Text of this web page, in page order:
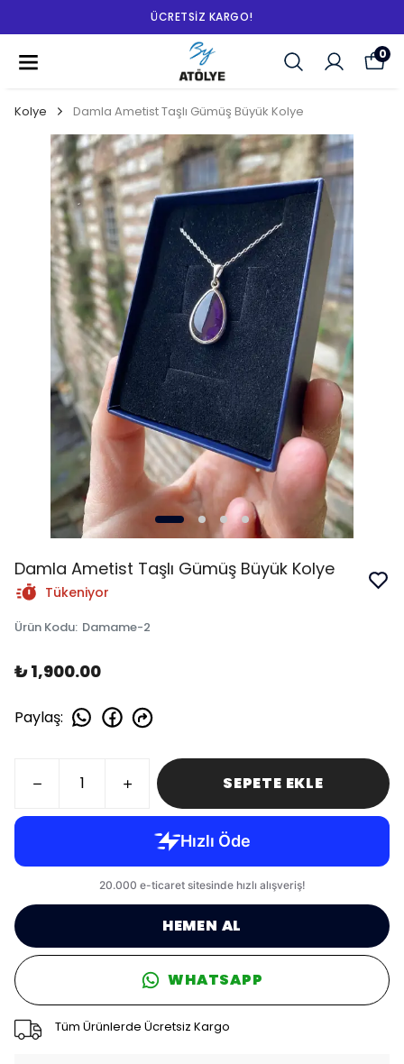
ÜCRETSIZ KARGO!
0
Kolye Damla Ametist Taşlı Gümüş Büyük Kolye
Damla Ametist Taşlı Gümüş Büyük Kolye
Tükeniyor
Ürün Kodu: Damame-2
₺ 1,900.00
Paylaş:
SEPETE EKLE
HEMEN AL
WHATSAPP
Tüm Ürünlerde Ücretsiz Kargo